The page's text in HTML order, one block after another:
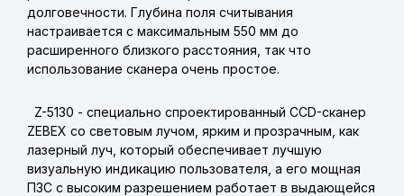
долговечности. Глубина поля считывания
настраивается с максимальным 550 мм до
расширенного близкого расстояния, так что
использование сканера очень простое.
Z-5130 - специально спроектированный CCD-сканер
ZEBEX со световым лучом, ярким и прозрачным, как
лазерный луч, который обеспечивает лучшую
визуальную индикацию пользователя, а его мощная
ПЗС с высоким разрешением работает в выдающейся